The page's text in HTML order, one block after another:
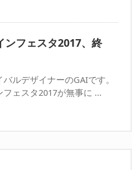
ンフェスタ2017、終
ルデザイナーのGAIです。
ェスタ2017が無事に ...